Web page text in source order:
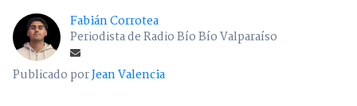
Fabián Corrotea
Periodista de Radio Bío Bío Valparaíso
Publicado porJean Valencia